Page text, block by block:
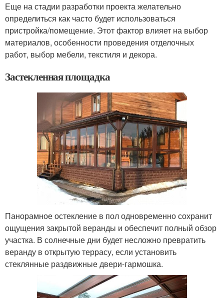
Еще на стадии разработки проекта желательно
определиться как часто будет использоваться
пристройка/помещение. Этот фактор влияет на выбор
материалов, особенности проведения отделочных
работ, выбор мебели, текстиля и декора.
Застекленная площадка
Панорамное остекление в пол одновременно сохранит
ощущения закрытой веранды и обеспечит полный обзор
участка. В солнечные дни будет несложно превратить
веранду в открытую террасу, если установить
стеклянные раздвижные двери-гармошка.